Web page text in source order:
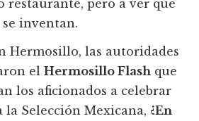
restaurante, pero a ver que
se inventan.
Hermosillo, las autoridades
el Hermosillo Flash que
los aficionados a celebrar
la Selección Mexicana, ¿En